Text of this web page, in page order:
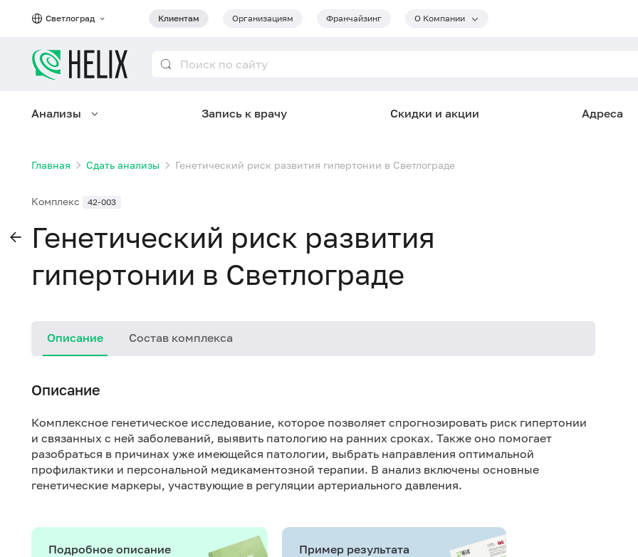
Светлоград Клиентам Организациям Франчайзинг О Компании
Анализы Запись к врачу Скидки и акции Адреса
Главная Сдать анализы Генетический риск развития гипертонии в Светлограде
Комплекс 42-003
Генетический риск развития
гипертонии в Светлограде
Описание Состав комплекса
Описание
Комплексное генетическое исследование, которое позволяет спрогнозировать риск гипертонии
и связанных с ней заболеваний, выявить патологию на ранних сроках. Также оно помогает
разобраться в причинах уже имеющейся патологии, выбрать направления оптимальной
профилактики и персональной медикаментозной терапии. В анализ включены основные
генетические маркеры, участвующие в регуляции артериального давления.
Подробное описание Пример результата